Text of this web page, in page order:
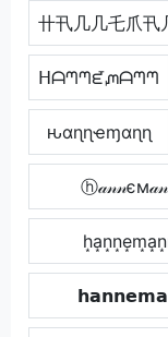
卄卂几几乇爪卂
ᕼᗩᘉᘉᘿᘻᗩᘉᘉ
ԋαɳɳҽɱαɳɳ